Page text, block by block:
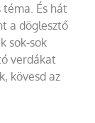
téma. És hát
a döglesztő
sok-sok
verdákat
kövesd az